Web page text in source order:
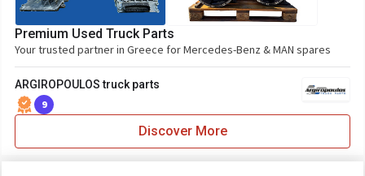
Premium Used Truck Parts
Your trusted partner in Greece for Mercedes-Benz & MAN spares
ARGIROPOULOS truck parts
9
Discover More